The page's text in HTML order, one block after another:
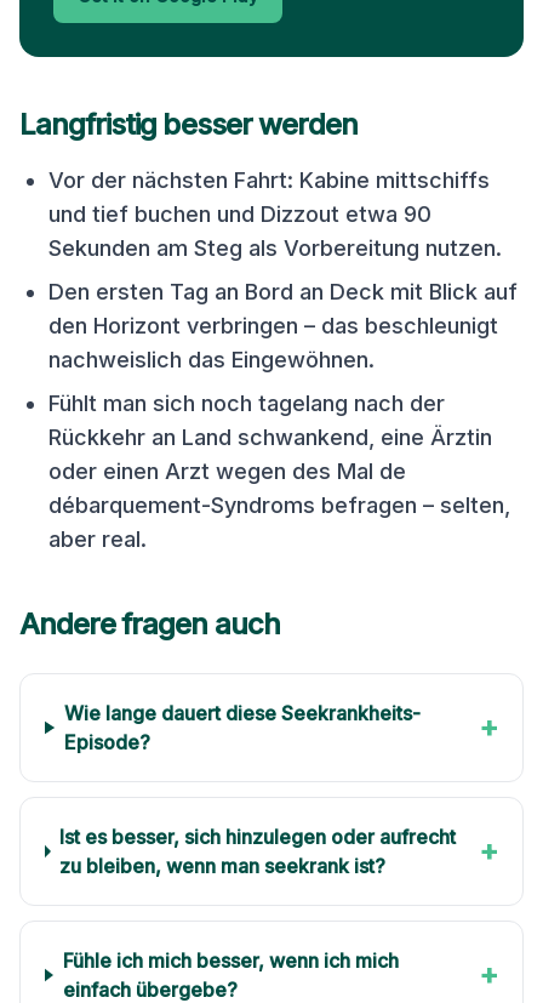
Langfristig besser werden
Vor der nächsten Fahrt: Kabine mittschiffs
und tief buchen und Dizzout etwa 90
Sekunden am Steg als Vorbereitung nutzen.
Den ersten Tag an Bord an Deck mit Blick auf
den Horizont verbringen – das beschleunigt
nachweislich das Eingewöhnen.
Fühlt man sich noch tagelang nach der
Rückkehr an Land schwankend, eine Ärztin
oder einen Arzt wegen des Mal de
débarquement-Syndroms befragen – selten,
aber real.
Andere fragen auch
Wie lange dauert diese Seekrankheits-
Episode?
+
Ist es besser, sich hinzulegen oder aufrecht
zu bleiben, wenn man seekrank ist?
+
Fühle ich mich besser, wenn ich mich
einfach übergebe?
+